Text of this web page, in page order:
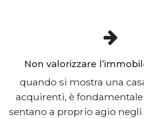
Non valorizzare
quando si mostra una
acquirenti, è
sentano a proprio agio negli